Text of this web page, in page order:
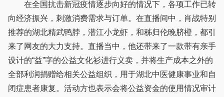
在全国抗击新冠疫情逐步向好的情况下，各项工作已转
向经济振兴，刺激消费需求与订单。在直播间中，肖战特别
推荐的湖北精武鸭脖，潜江小龙虾，和秭归伦晚脐橙，都引
来了网友的大力支持。直播当中，他还带来了一款带有亲手
设计的“益”字的公益文化衫进行义卖，并将生产成本之外的
全部利润捐赠给相关公益组织，用于湖北中医健康事业和自
闭症患者康复。活动方也表示会将公益资金的使用情况审计